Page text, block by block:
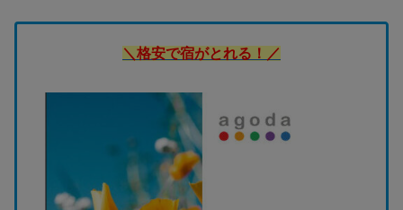
＼格安で宿がとれる！／